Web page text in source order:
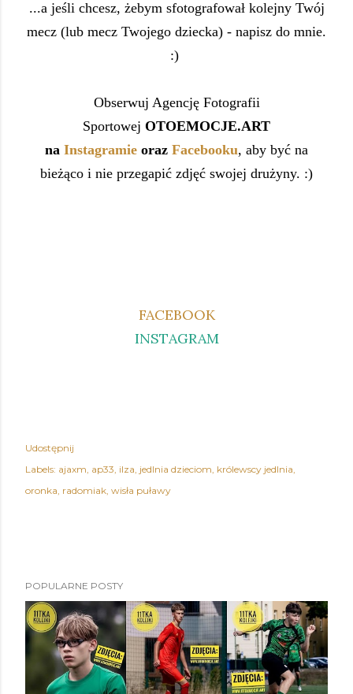
...a jeśli chcesz, żebym sfotografował kolejny Twój
mecz (lub mecz Twojego dziecka) - napisz do mnie.
:)
Obserwuj Agencję Fotografii
Sportowej OTOEMOCJE.ART
na Instagramie oraz Facebooku, aby być na
bieżąco i nie przegapić zdjęć swojej drużyny. :)
FACEBOOK
INSTAGRAM
Udostępnij
Labels: ajaxm ap33 ilza jedlnia dzieciom królewscy jedlnia
oronka radomiak wisła puławy
POPULARNE POSTY